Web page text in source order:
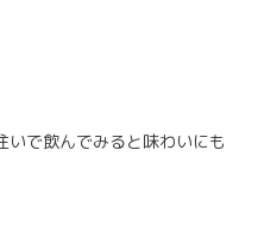
いで飲んでみると味わいにも